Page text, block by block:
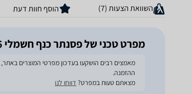
השוואת הצעות (7) הוסף חוות דעת
מפרט טכני של ‏פסנתר כנף חשמלי Artesia DG26
ההזמנה.
מצאתם טעות במפרט? דווחו לנו